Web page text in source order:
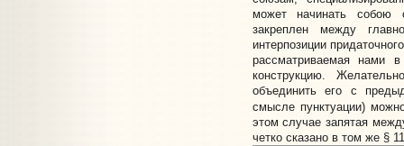
может начинать собою
закреплен между
интерпозиции
рассматриваемая нами
конструкцию.
объединить его с
смысле пунктуации)
этом случае запятая
четко сказано в том же §